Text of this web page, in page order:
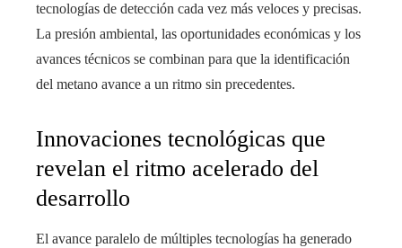
tecnologías de detección cada vez más veloces y precisas.
La presión ambiental, las oportunidades económicas y los
avances técnicos se combinan para que la identificación
del metano avance a un ritmo sin precedentes.
Innovaciones tecnológicas que
revelan el ritmo acelerado del
desarrollo
El avance paralelo de múltiples tecnologías ha generado